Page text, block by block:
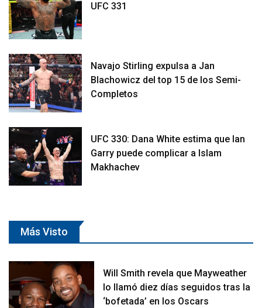
UFC 331
Navajo Stirling expulsa a Jan
Blachowicz del top 15 de los Semi-
Completos
UFC 330: Dana White estima que Ian
Garry puede complicar a Islam
Makhachev
Más Visto
Will Smith revela que Mayweather
lo llamó diez días seguidos tras la
‘bofetada’ en los Oscars